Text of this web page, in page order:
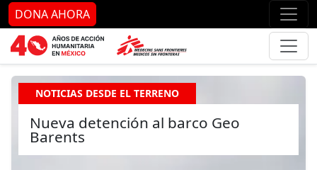
Ir al contenido principal Ir
DONA AHORA
NOTICIAS DESDE EL TERRENO
Nueva detención al barco Geo
Barents